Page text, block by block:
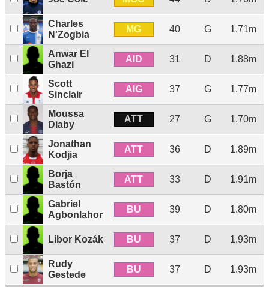
Charles
N'Zogbia
MG 40 G 1.71m
Anwar El
Ghazi
AID 31 D 1.88m
Scott
Sinclair
AIG 37 G 1.77m
Moussa
Diaby
ATT 27 G 1.70m
Jonathan
Kodjia
ATT 36 D 1.89m
Borja
Bastón
ATT 33 D 1.91m
Gabriel
Agbonlahor
BU 39 D 1.80m
Libor Kozák BU 37 D 1.93m
Rudy
Gestede
BU 37 D 1.93m